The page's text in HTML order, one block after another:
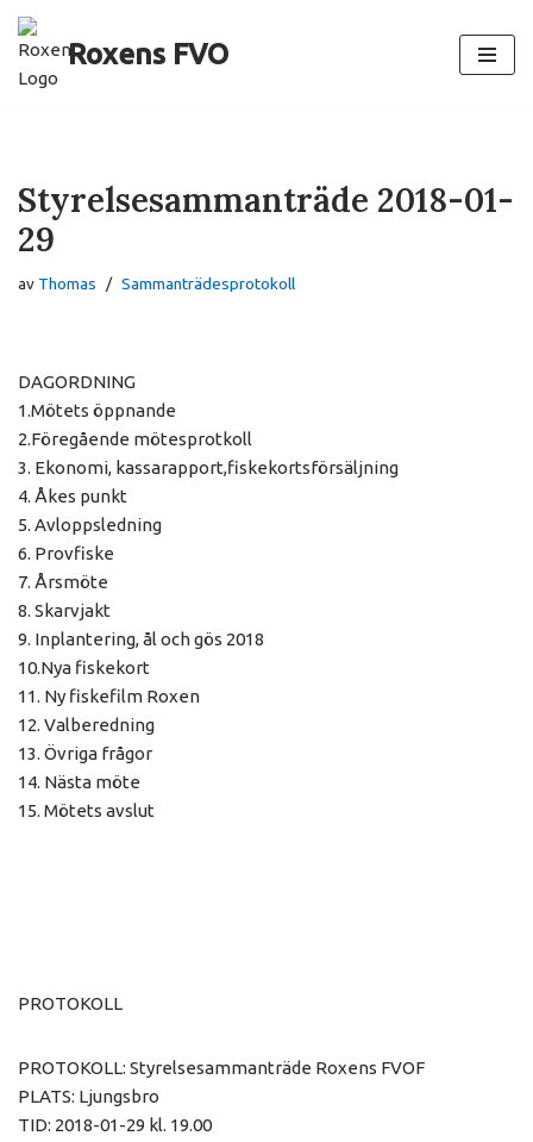
HoppaRoxens FVO
Styrelsesammanträde 2018-01-
29
av Thomas Sammanträdesprotokoll
DAGORDNING
1.Mötets öppnande
2.Föregående mötesprotkoll
3. Ekonomi, kassarapport,fiskekortsförsäljning
4. Åkes punkt
5. Avloppsledning
6. Provfiske
7. Årsmöte
8. Skarvjakt
9. Inplantering, ål och gös 2018
10.Nya fiskekort
11. Ny fiskefilm Roxen
12. Valberedning
13. Övriga frågor
14. Nästa möte
15. Mötets avslut
PROTOKOLL
PROTOKOLL: Styrelsesammanträde Roxens FVOF
PLATS: Ljungsbro
TID: 2018-01-29 kl. 19.00